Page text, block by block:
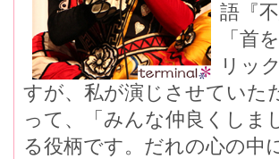
語『
「首
リッ
すが、私が演じさせていた
って、「みんな仲良くしま
る役柄です。だれの心の中